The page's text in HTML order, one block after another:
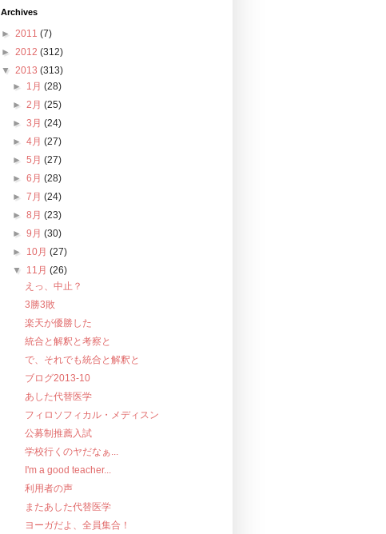
Archives
► 2011 (7)
► 2012 (312)
▼ 2013 (313)
► 1月(28)
►2月(25)
►3月(24)
►4月(27)
►5月(27)
►6月(28)
►7月(24)
►8月(23)
►9月(30)
► 10月(27)
▼ 11月(26)
えっ、中止？
3勝3敗
楽天が優勝した
統合と解釈と考察と
で、それでも統合と解釈と
ブログ2013-10
あした代替医学
フィロソフィカル・メディスン
公募制推薦入試
学校行くのヤだなぁ...
I'm a good teacher...
利用者の声
またあした代替医学
ヨーガだよ、全員集合！